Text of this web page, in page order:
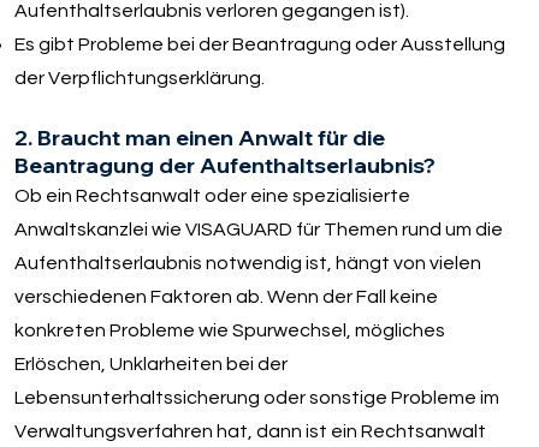
Aufenthaltserlaubnis verloren gegangen ist).
Es gibt Probleme bei der Beantragung oder Ausstellung
der Verpflichtungserklärung.
2. Braucht man einen Anwalt für die
Beantragung der Aufenthaltserlaubnis?
Ob ein Rechtsanwalt oder eine spezialisierte
Anwaltskanzlei wie VISAGUARD für Themen rund um die
Aufenthaltserlaubnis notwendig ist, hängt von vielen
verschiedenen Faktoren ab. Wenn der Fall keine
konkreten Probleme wie Spurwechsel, mögliches
Erlöschen, Unklarheiten bei der
Lebensunterhaltssicherung oder sonstige Probleme im
Verwaltungsverfahren hat, dann ist ein Rechtsanwalt